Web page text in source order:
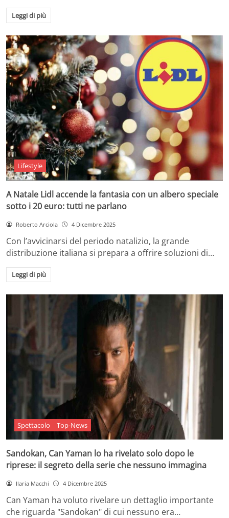
Leggi di più
Lifestyle
A Natale Lidl accende la fantasia con un albero speciale
sotto i 20 euro: tutti ne parlano
Roberto Arciola 4 Dicembre 2025
Con l’avvicinarsi del periodo natalizio, la grande
distribuzione italiana si prepara a offrire soluzioni di…
Leggi di più
Spettacolo Top-News
Sandokan, Can Yaman lo ha rivelato solo dopo le
riprese: il segreto della serie che nessuno immagina
Ilaria Macchi 4 Dicembre 2025
Can Yaman ha voluto rivelare un dettaglio importante
che riguarda "Sandokan" di cui nessuno era…